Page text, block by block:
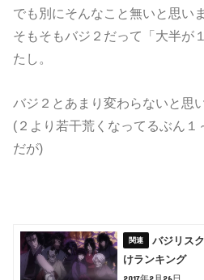
でも別にそんなこと無いと思い
そもそもバジ２だって「大半が
たし。
バジ２とあまり変わらないと思
(２より若干荒くなってるぶん１
だが)
バジリス
けランキング
2017年2月26日